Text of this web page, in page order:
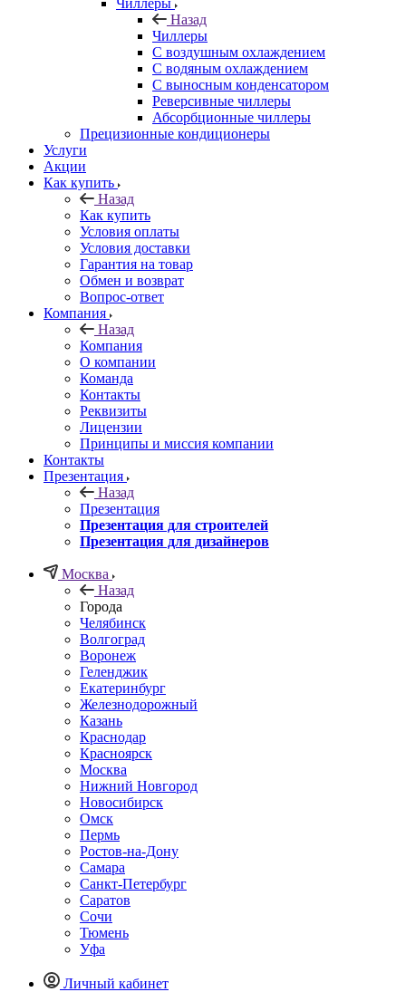
Чиллеры
Назад
Чиллеры
С воздушным охлаждением
С водяным охлаждением
С выносным конденсатором
Реверсивные чиллеры
Абсорбционные чиллеры
Прецизионные кондиционеры
Услуги
Акции
Как купить
Назад
Как купить
Условия оплаты
Условия доставки
Гарантия на товар
Обмен и возврат
Вопрос-ответ
Компания
Назад
Компания
О компании
Команда
Контакты
Реквизиты
Лицензии
Принципы и миссия компании
Контакты
Презентация
Назад
Презентация
Презентация для строителей
Презентация для дизайнеров
Москва
Назад
Города
Челябинск
Волгоград
Воронеж
Геленджик
Екатеринбург
Железнодорожный
Казань
Краснодар
Красноярск
Москва
Нижний Новгород
Новосибирск
Омск
Пермь
Ростов-на-Дону
Самара
Санкт-Петербург
Саратов
Сочи
Тюмень
Уфа
Личный кабинет